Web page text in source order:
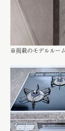
※掲載のモデルルー